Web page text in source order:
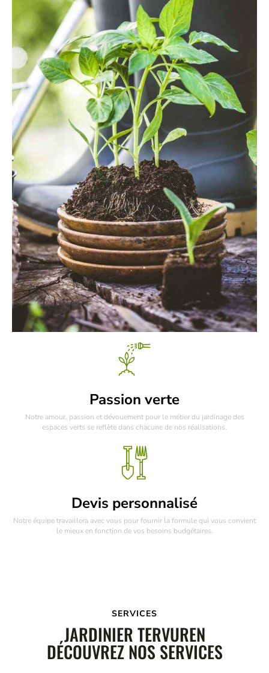
Passion verte
Notre amour, passion et dévouement pour le métier du jardinage des
espaces verts se reflète dans chacune de nos réalisations.
Devis personnalisé
Notre équipe travaillera avec vous pour fournir la formule qui vous convient
le mieux en fonction de vos besoins budgétaires.
SERVICES
JARDINIER TERVUREN
DÉCOUVREZ NOS SERVICES